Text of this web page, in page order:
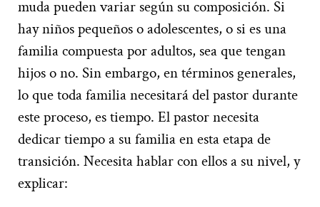
muda pueden variar según su composición. Si
hay niños pequeños o adolescentes, o si es una
familia compuesta por adultos, sea que tengan
hijos o no. Sin embargo, en términos generales,
lo que toda familia necesitará del pastor durante
este proceso, es tiempo. El pastor necesita
dedicar tiempo a su familia en esta etapa de
transición. Necesita hablar con ellos a su nivel, y
explicar: